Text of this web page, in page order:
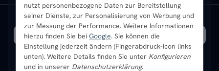
nutzt personenbezogene Daten zur Bereitstellung
seiner Dienste, zur Personalisierung von Werbung und
zur Messung der Performance. Weitere Informationen
hierzu finden Sie bei Google. Sie können die
Einstellung jederzeit ändern (Fingerabdruck-Icon links
unten). Weitere Details finden Sie unter Konfigurieren
und in unserer Datenschutzerklärung.
Bestpreisgarantie VERSAND MIT